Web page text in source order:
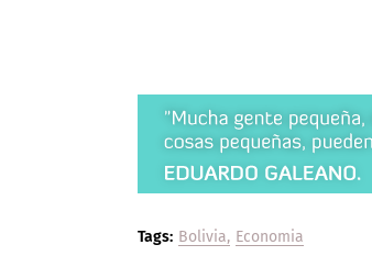
Tags: Bolivia Economia